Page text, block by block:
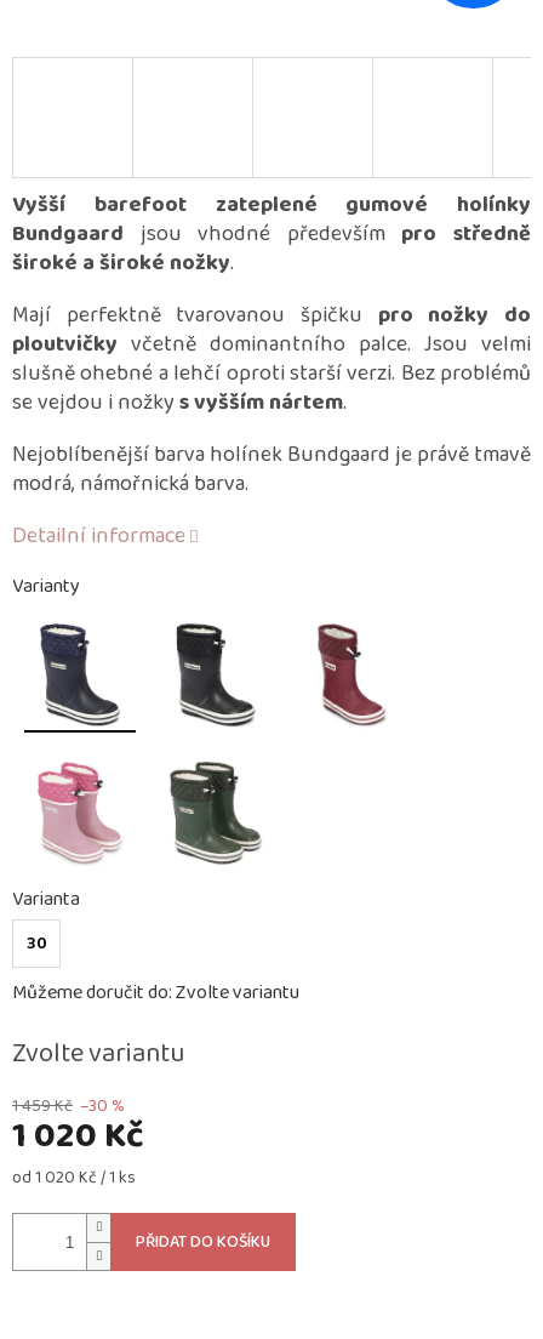
1 459 Kč –30 %
1 020 Kč
Měrná
od 1 020 Kč / 1 ks
Zvolte variantu
Varianty
Varianta
30
Můžeme doručit do:Zvolte variantu
PŘIDAT DO KOŠÍKU
Vyšší barefoot zateplené gumové holínky
Bundgaard jsou vhodné především pro středně
široké a široké nožky.
Mají perfektně tvarovanou špičku pro nožky do
ploutvičky včetně dominantního palce. Jsou velmi
slušně ohebné a lehčí oproti starší verzi. Bez problémů
se vejdou i nožkys vyšším nártem.
Nejoblíbenější barva holínek Bundgaard je právě tmavě
modrá, námořnická barva.
Detailní informace